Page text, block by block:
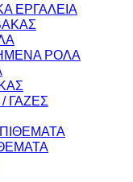
ΕΡΓΑΛΕΙΑ
ΡΟΛΑ
ΓΑΖΕΣ